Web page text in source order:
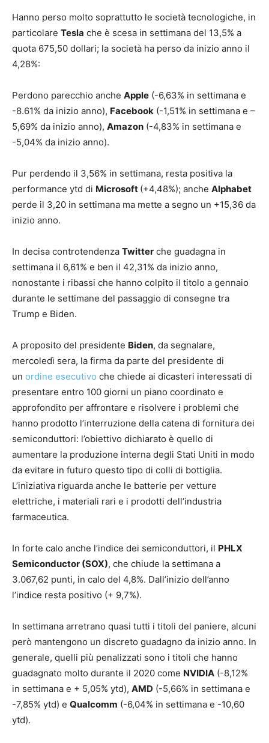
Hanno perso molto soprattutto le società tecnologiche, in
particolare Tesla che è scesa in settimana del 13,5% a
quota 675,50 dollari; la società ha perso da inizio anno il
4,28%:
Perdono parecchio anche Apple (-6,63% in settimana e
-8.61% da inizio anno), Facebook (-1,51% in settimana e –
5,69% da inizio anno), Amazon (-4,83% in settimana e
-5,04% da inizio anno).
Pur perdendo il 3,56% in settimana, resta positiva la
performance ytd di Microsoft (+4,48%); anche Alphabet
perde il 3,20 in settimana ma mette a segno un +15,36 da
inizio anno.
In decisa controtendenza Twitter che guadagna in
settimana il 6,61% e ben il 42,31% da inizio anno,
nonostante i ribassi che hanno colpito il titolo a gennaio
durante le settimane del passaggio di consegne tra
Trump e Biden.
A proposito del presidente Biden, da segnalare,
mercoledì sera, la firma da parte del presidente di
un ordine esecutivo che chiede ai dicasteri interessati di
presentare entro 100 giorni un piano coordinato e
approfondito per affrontare e risolvere i problemi che
hanno prodotto l’interruzione della catena di fornitura dei
semiconduttori: l’obiettivo dichiarato è quello di
aumentare la produzione interna degli Stati Uniti in modo
da evitare in futuro questo tipo di colli di bottiglia.
L’iniziativa riguarda anche le batterie per vetture
elettriche, i materiali rari e i prodotti dell’industria
farmaceutica.
In forte calo anche l’indice dei semiconduttori, il PHLX
Semiconductor (SOX), che chiude la settimana a
3.067,62 punti, in calo del 4,8%. Dall’inizio dell’anno
l’indice resta positivo (+ 9,7%).
In settimana arretrano quasi tutti i titoli del paniere, alcuni
però mantengono un discreto guadagno da inizio anno. In
generale, quelli più penalizzati sono i titoli che hanno
guadagnato molto durante il 2020 come NVIDIA (-8,12%
in settimana e + 5,05% ytd), AMD (-5,66% in settimana e
-7,85% ytd) e Qualcomm (-6,04% in settimana e -10,60
ytd).